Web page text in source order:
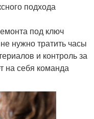
подхода
под ключ
нужно тратить часы
и контроль за
на себя команда